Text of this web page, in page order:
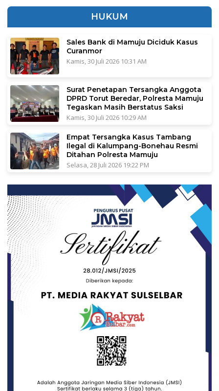
HUKUM
Sales Bank di Mamuju Diciduk Kasus
Curanmor
Kamis, 30 Juli 2026 10:31 AM
Surat Penetapan Tersangka Anggota
DPRD Torut Beredar, Polresta Mamuju
Tegaskan Masih Berstatus Saksi
Kamis, 30 Juli 2026 10:29 AM
Empat Tersangka Kasus Tambang
Ilegal di Kalumpang-Bonehau Resmi
Ditahan Polresta Mamuju
Selasa, 28 Juli 2026 19:22 PM